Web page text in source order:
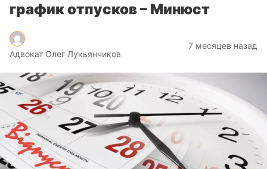
график отпусков – Минюст
Адвокат Олег Лукьянчиков
7 месяцев назад